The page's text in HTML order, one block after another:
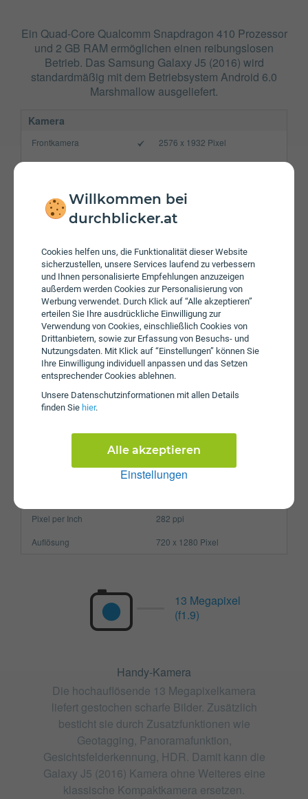
Willkommen bei
durchblicker.at
Cookies helfen uns, die Funktionalität dieser Website
sicherzustellen, unsere Services laufend zu verbessern
und Ihnen personalisierte Empfehlungen anzuzeigen
außerdem werden Cookies zur Personalisierung von
Werbung verwendet. Durch Klick auf “Alle akzeptieren”
erteilen Sie Ihre ausdrückliche Einwilligung zur
Verwendung von Cookies, einschließlich Cookies von
Drittanbietern, sowie zur Erfassung von Besuchs- und
Nutzungsdaten. Mit Klick auf “Einstellungen” können Sie
Ihre Einwilligung individuell anpassen und das Setzen
entsprechender Cookies ablehnen.
Unsere Daten­schutz­informationen mit allen Details
finden Sie hier.
Einstellungen
Alle akzeptieren
Ein Quad-Core Qualcomm Snapdragon 410 Prozessor
und 2 GB RAM ermöglichen einen reibungslosen
Betrieb. Das Samsung Galaxy J5 (2016) wird
standardmäßig mit dem Betriebsystem Android 6.0
Marshmallow ausgeliefert.
Kamera
Frontkamera
2576 x 1932 Pixel
Hauptkamera
4128 x 3096 Pixel
Bluetooth
WLAN
b/g/n
Gerät
Akku
3100 mAh
Speicherkarte
max. 256 GB
Betriebssystem
Android 6.0 Marshmallow
Prozessor
Quad-Core
Arbeitsspeicher
2 GB
145.8 x 72.3 x 8.1 mm
159g
Pixel per Inch
282 ppi
Auflösung
720 x 1280 Pixel
13 Megapixel
(f1.9)
Handy-Kamera
Die hochauflösende 13 Megapixelkamera
liefert gestochen scharfe Bilder. Zusätzlich
besticht sie durch Zusatzfunktionen wie
Geotagging, Panoramafunktion,
Gesichtsfelderkennung, HDR. Damit kann die
Galaxy J5 (2016) Kamera ohne Weiteres eine
klassische Kompaktkamera ersetzen.